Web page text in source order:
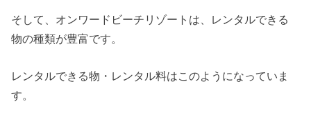
そして、オンワードビーチリゾートは、レンタルできる
物の種類が豊富です。
レンタルできる物・レンタル料はこのようになっていま
す。